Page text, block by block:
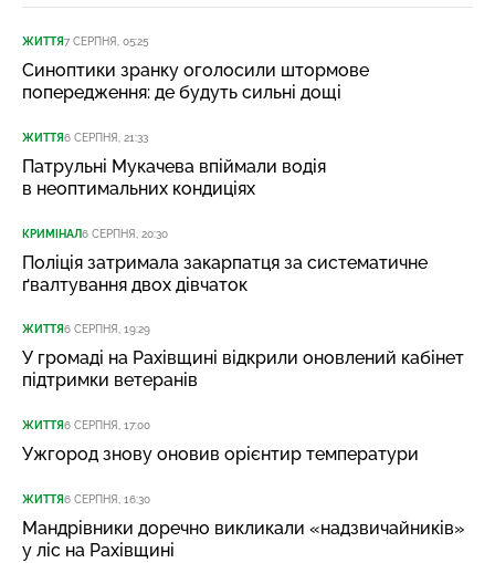
ЖИТТЯ7 СЕРПНЯ, 05:25
Синоптики зранку оголосили штормове
попередження: де будуть сильні дощі
ЖИТТЯ6 СЕРПНЯ, 21:33
Патрульні Мукачева впіймали водія
в неоптимальних кондиціях
КРИМІНАЛ6 СЕРПНЯ, 20:30
Поліція затримала закарпатця за систематичне
ґвалтування двох дівчаток
ЖИТТЯ6 СЕРПНЯ, 19:29
У громаді на Рахівщині відкрили оновлений кабінет
підтримки ветеранів
ЖИТТЯ6 СЕРПНЯ, 17:00
Ужгород знову оновив орієнтир температури
ЖИТТЯ6 СЕРПНЯ, 16:30
Мандрівники доречно викликали «надзвичайників»
у ліс на Рахівщині